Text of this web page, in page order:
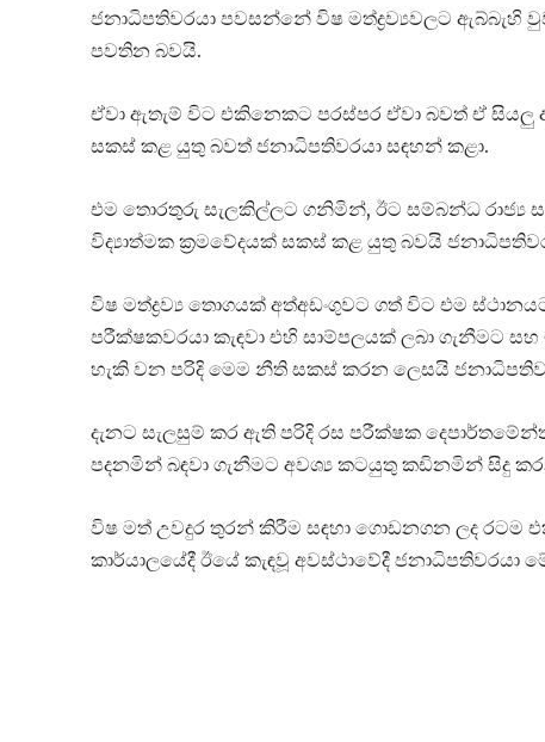
ජනාධිපතිවරයා පවසන්නේ විෂ මත්ද්‍රව්‍යවලට
පවතින බවයි.
ඒවා ඇතැම් විට එකිනෙකට පරස්පර ඒවා බවත් ඒ
සකස් කළ යුතු බවත් ජනාධිපතිවරයා සඳහන් කළා.
එම තොරතුරු සැලකිල්ලට ගනිමින්, ඊට සම්බන්ධ රාජ්‍ය
විද්‍යාත්මක ක්‍රමවේදයක් සකස් කළ යුතු බවයි
විෂ මත්ද්‍රව්‍ය තොගයක් අත්අඩංගුවට ගත් විට එම
පරීක්ෂකවරයා කැඳවා එහි සාම්පලයක් ලබා ගැනීමට
හැකි වන පරිදි මෙම නීති සකස් කරන ලෙසයි
දැනට සැලසුම් කර ඇති පරිදි රස පරීක්ෂක
පදනමින් බඳවා ගැනීමට අවශ්‍ය කටයුතු කඩිනමින් සිදු
විෂ මත් උවදුර තුරන් කිරීම සඳහා ගොඩනගන ලද රටම
කාර්යාලයේදී ඊයේ කැඳවූ අවස්ථාවේදී ජනාධිපතිවරයා